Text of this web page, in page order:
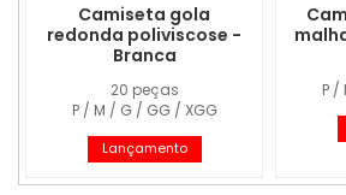
20 peças
P / M / G / GG / XGG
Camiseta gola
redonda poliviscose -
Branca
Lançamento
P /